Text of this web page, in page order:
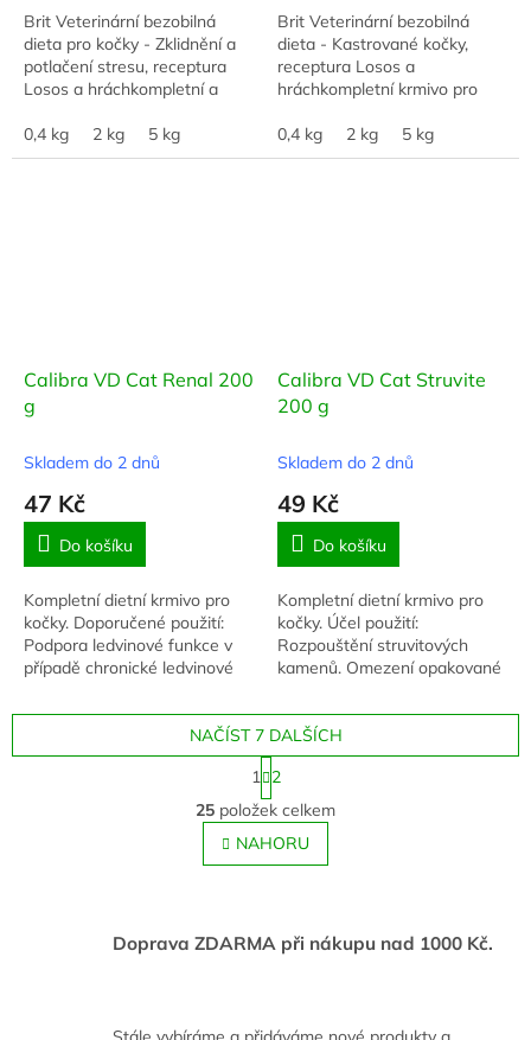
Brit Veterinární bezobilná
dieta pro kočky - Zklidnění a
potlačení stresu, receptura
Losos a hráchkompletní a
stresových reakcí a zklidnění
koček
0,4 kg 2 kg 5 kg
Brit Veterinární bezobilná
dieta - Kastrované kočky,
receptura Losos a
hráchkompletní krmivo pro
kondice u kastrovaných koček
0,4 kg 2 kg 5 kg
Calibra VD Cat Renal 200
g
Skladem do 2 dnů
47 Kč
Do košíku
Kompletní dietní krmivo pro
kočky. Doporučené použití:
Podpora ledvinové funkce v
případě chronické ledvinové
Calibra VD Cat Struvite
200 g
Skladem do 2 dnů
49 Kč
Do košíku
Kompletní dietní krmivo pro
kočky. Účel použití:
Rozpouštění struvitových
kamenů. Omezení opakované
Onemocnění dolního
močového ústrojí koček.
O
v
l
á
c
í
v
NAČÍST 7 DALŠÍCH
S
t
r
á
n
k
n
1 2
25 položek celkem
NAHORU
Doprava ZDARMA při nákupu nad 1000 Kč.